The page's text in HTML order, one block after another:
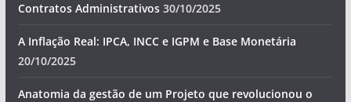
Contratos Administrativos 30/10/2025
A Inflação Real: IPCA, INCC e IGPM e Base Monetária
20/10/2025
Anatomia da gestão de um Projeto que revolucionou o